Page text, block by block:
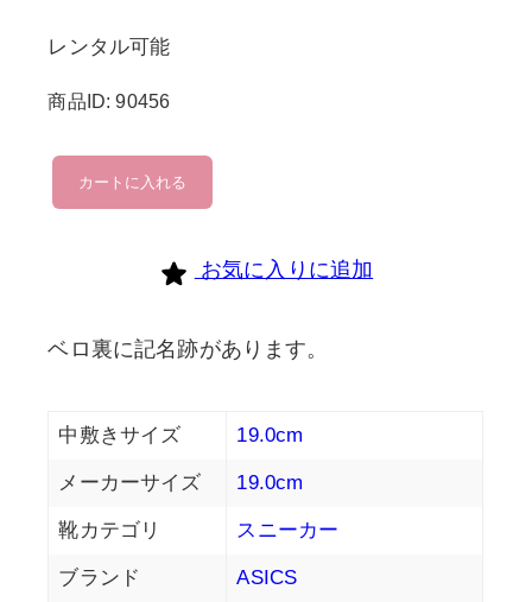
レンタル可能
商品ID: 90456
asics
個
カートに入れる
お気に入りに追加
ベロ裏に記名跡があります。
中敷きサイズ 19.0cm
メーカーサイズ 19.0cm
靴カテゴリ スニーカー
ブランド ASICS